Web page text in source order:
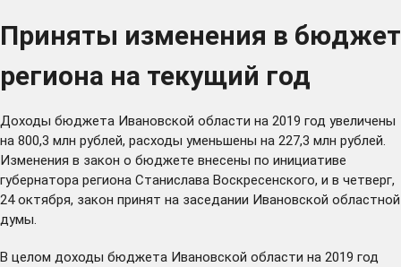
Приняты изменения в бюджет
региона на текущий год
Доходы бюджета Ивановской области на 2019 год увеличены
на 800,3 млн рублей, расходы уменьшены на 227,3 млн рублей.
Изменения в закон о бюджете внесены по инициативе
губернатора региона Станислава Воскресенского, и в четверг,
24 октября, закон принят на заседании Ивановской областной
думы.
В целом доходы бюджета Ивановской области на 2019 год